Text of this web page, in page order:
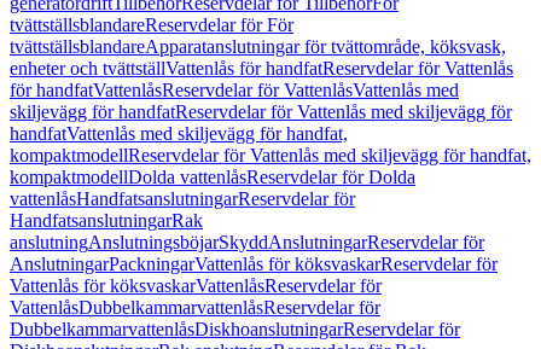
tvättställsblandareReservdelar för För
tvättställsblandareApparatanslutningar för tvättområde, köksvask,
enheter och tvättställVattenlås för handfatReservdelar för Vattenlås
för handfatVattenlåsReservdelar för VattenlåsVattenlås med
skiljevägg för handfatReservdelar för Vattenlås med skiljevägg för
handfatVattenlås med skiljevägg för handfat,
kompaktmodellReservdelar för Vattenlås med skiljevägg för handfat,
kompaktmodellDolda vattenlåsReservdelar för Dolda
vattenlåsHandfatsanslutningarReservdelar för
HandfatsanslutningarRak
anslutningAnslutningsböjarSkyddAnslutningarReservdelar för
AnslutningarPackningarVattenlås för köksvaskarReservdelar för
Vattenlås för köksvaskarVattenlåsReservdelar för
VattenlåsDubbelkammarvattenlåsReservdelar för
DubbelkammarvattenlåsDiskhoanslutningarReservdelar för